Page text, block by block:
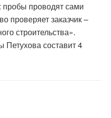
пробы проводят сами
проверяет заказчик –
строительства».
Петухова составит 4